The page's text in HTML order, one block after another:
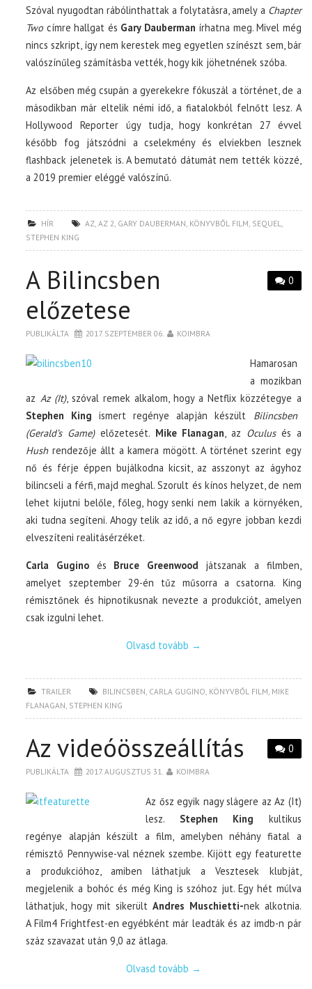
Szóval nyugodtan rábólinthattak a folytatásra, amely a Chapter
Two címre hallgat és Gary Dauberman írhatna meg. Mivel még
nincs szkript, így nem kerestek meg egyetlen színészt sem, bár
valószínűleg számításba vették, hogy kik jöhetnének szóba.
Az elsőben még csupán a gyerekekre fókuszál a történet, de a
másodikban már eltelik némi idő, a fiatalokból felnőtt lesz. A
Hollywood Reporter úgy tudja, hogy konkrétan 27 évvel
később fog játszódni a cselekmény és elviekben lesznek
flashback jelenetek is. A bemutató dátumát nem tették közzé,
a 2019 premier eléggé valószínű.
HÍR AZ ,AZ 2 GARY DAUBERMAN KÖNYVBŐL FILM SEQUEL
STEPHEN KING
0
A Bilincsben
előzetese
PUBLIKÁLTA 2017. SZEPTEMBER 06. KOIMBRA
Hamarosan
a mozikban
az Az (It), szóval remek alkalom, hogy a Netflix közzétegye a
Stephen King ismert regénye alapján készült Bilincsben
(Gerald’s Game)előzetesét. Mike Flanagan , az Oculusés a
Hushrendezője állt a kamera mögött. A történet szerint egy
nő és férje éppen bujálkodna kicsit, az asszonyt az ágyhoz
bilincseli a férfi, majd meghal. Szorult és kínos helyzet, de nem
lehet kijutni belőle, főleg, hogy senki nem lakik a környéken,
aki tudna segíteni. Ahogy telik az idő, a nő egyre jobban kezdi
elveszíteni realitásérzéket.
Carla Gugino és Bruce Greenwood játszanak a filmben,
amelyet szeptember 29-én tűz műsorra a csatorna. King
rémisztőnek és hipnotikusnak nevezte a produkciót, amelyen
csak izgulni lehet.
Olvasd tovább →
TRAILER BILINCSBEN CARLA GUGINO KÖNYVBŐL FILM MIKE
FLANAGAN STEPHEN KING
0
Az videóösszeállítás
PUBLIKÁLTA 2017. AUGUSZTUS 31. KOIMBRA
Az ősz egyik nagy slágere az Az (It)
lesz. Stephen King kultikus
regénye alapján készült a film, amelyben néhány fiatal a
rémisztő Pennywise-val néznek szembe. Kijött egy featurette
a produkcióhoz, amiben láthatjuk a Vesztesek klubját,
megjelenik a bohóc és még King is szóhoz jut. Egy hét múlva
láthatjuk, hogy mit sikerült Andres Muschietti-nek alkotnia.
A Film4 Frightfest-en egyébként már leadták és az imdb-n pár
száz szavazat után 9,0 az átlaga.
Olvasd tovább →